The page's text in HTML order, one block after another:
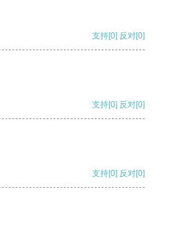
支持[0] 反对[0]
支持[0] 反对[0]
支持[0] 反对[0]